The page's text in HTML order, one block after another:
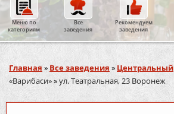
Меню по
категориям
Все
заведения
Рекомендуем
заведения
Вы здесь
Главная » Все заведения » Центральный
«Варибаси»»ул. Театральная, 23 Воронеж